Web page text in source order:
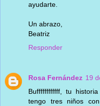
ayudarte.
Un abrazo,
Beatriz
Responder
Rosa Fernández 19
Buffffffffffff, tu
tengo tres niños